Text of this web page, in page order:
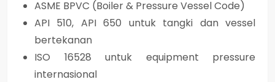
ASME BPVC (Boiler & Pressure Vessel Code)
API 510, API 650 untuk tangki dan vessel
bertekanan
ISO 16528 untuk equipment pressure
internasional